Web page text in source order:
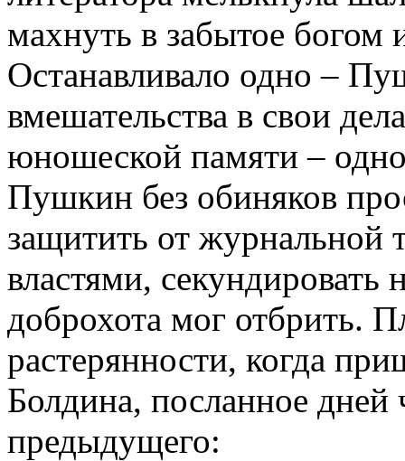
махнуть в забытое
Останавливало одно –
вмешательства в свои
юношеской памяти –
Пушкин без обиняков
защитить от журнальной
властями,
доброхота мог отбрить.
растерянности, когда
Болдина, посланное дней
предыдущего: